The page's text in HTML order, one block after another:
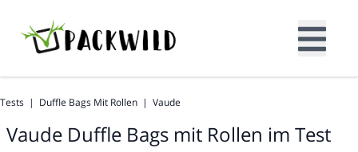
Tests | Duffle Bags Mit Rollen | Vaude
Vaude Duffle Bags mit Rollen im Test